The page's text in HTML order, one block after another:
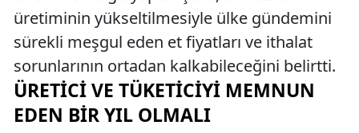
üretiminin yükseltilmesiyle ülke gündemini
sürekli meşgul eden et fiyatları ve ithalat
sorunlarının ortadan kalkabileceğini belirtti.
ÜRETICI VE TÜKETICIYI MEMNUN
EDEN BIR YIL OLMALI